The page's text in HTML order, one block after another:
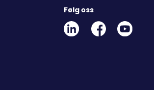
Følg oss
Linkedin
Social
Facebook
Social
Youtube
Link